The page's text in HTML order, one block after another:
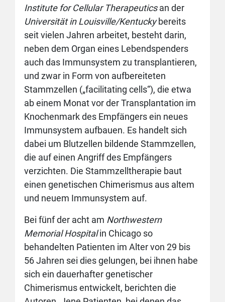
Institute for Cellular Therapeuticsan der
Universität in Louisville/Kentuckybereits
seit vielen Jahren arbeitet, besteht darin,
neben dem Organ eines Lebendspenders
auch das Immunsystem zu transplantieren,
und zwar in Form von aufbereiteten
Stammzellen („facilitating cells“), die etwa
ab einem Monat vor der Transplantation im
Knochenmark des Empfängers ein neues
Immunsystem aufbauen. Es handelt sich
dabei um Blutzellen bildende Stammzellen,
die auf einen Angriff des Empfängers
verzichten. Die Stammzelltherapie baut
einen genetischen Chimerismus aus altem
und neuem Immunsystem auf.
Bei fünf der acht am Northwestern
Memorial Hospitalin Chicago so
behandelten Patienten im Alter von 29 bis
56 Jahren sei dies gelungen, bei ihnen habe
sich ein dauerhafter genetischer
Chimerismus entwickelt, berichten die